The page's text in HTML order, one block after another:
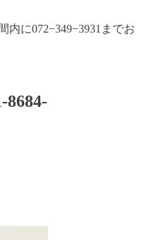
に072−349−3931までお
8684-